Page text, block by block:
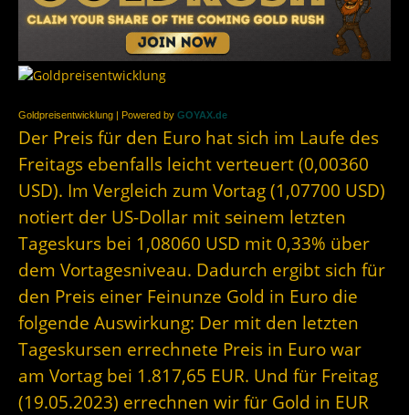
Goldpreisentwicklung | Powered by GOYAX.de
Der Preis für den Euro hat sich im Laufe des
Freitags ebenfalls leicht verteuert (0,00360
USD). Im Vergleich zum Vortag (1,07700 USD)
notiert der US-Dollar mit seinem letzten
Tageskurs bei 1,08060 USD mit 0,33% über
dem Vortagesniveau. Dadurch ergibt sich für
den Preis einer Feinunze Gold in Euro die
folgende Auswirkung: Der mit den letzten
Tageskursen errechnete Preis in Euro war
am Vortag bei 1.817,65 EUR. Und für Freitag
(19.05.2023) errechnen wir für Gold in EUR